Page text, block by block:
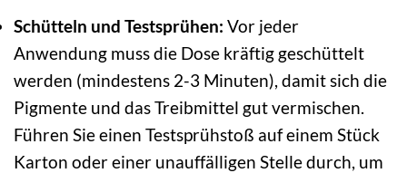
Schütteln und Testsprühen: Vor jeder
Anwendung muss die Dose kräftig geschüttelt
werden (mindestens 2-3 Minuten), damit sich die
Pigmente und das Treibmittel gut vermischen.
Führen Sie einen Testsprühstoß auf einem Stück
Karton oder einer unauffälligen Stelle durch, um